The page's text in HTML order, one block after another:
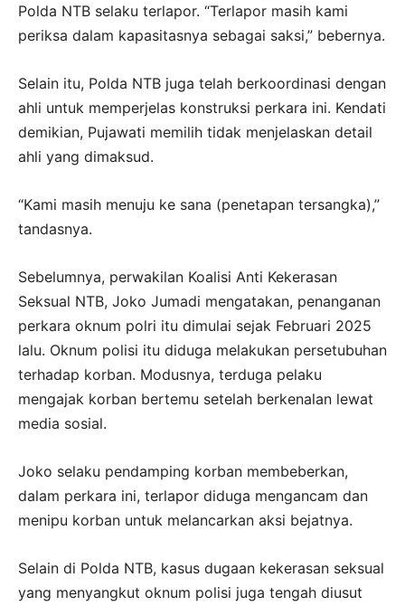
Polda NTB selaku terlapor. “Terlapor masih kami
periksa dalam kapasitasnya sebagai saksi,” bebernya.
Selain itu, Polda NTB juga telah berkoordinasi dengan
ahli untuk memperjelas konstruksi perkara ini. Kendati
demikian, Pujawati memilih tidak menjelaskan detail
ahli yang dimaksud.
“Kami masih menuju ke sana (penetapan tersangka),”
tandasnya.
Sebelumnya, perwakilan Koalisi Anti Kekerasan
Seksual NTB, Joko Jumadi mengatakan, penanganan
perkara oknum polri itu dimulai sejak Februari 2025
lalu. Oknum polisi itu diduga melakukan persetubuhan
terhadap korban. Modusnya, terduga pelaku
mengajak korban bertemu setelah berkenalan lewat
media sosial.
Joko selaku pendamping korban membeberkan,
dalam perkara ini, terlapor diduga mengancam dan
menipu korban untuk melancarkan aksi bejatnya.
Selain di Polda NTB, kasus dugaan kekerasan seksual
yang menyangkut oknum polisi juga tengah diusut